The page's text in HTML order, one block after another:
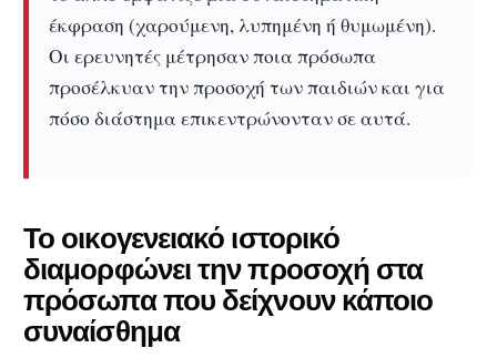
έκφραση (χαρούμενη, λυπημένη ή θυμωμένη).
Οι ερευνητές μέτρησαν ποια πρόσωπα
προσέλκυαν την προσοχή των παιδιών και για
πόσο διάστημα επικεντρώνονταν σε αυτά.
Το οικογενειακό ιστορικό
διαμορφώνει την προσοχή στα
πρόσωπα που δείχνουν κάποιο
συναίσθημα